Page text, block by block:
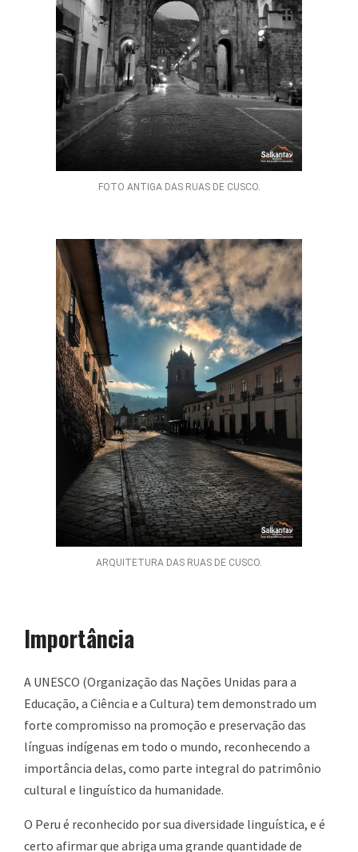
FOTO ANTIGA DAS RUAS DE CUSCO.
ARQUITETURA DAS RUAS DE CUSCO.
Importância
A UNESCO (Organização das Nações Unidas para a
Educação, a Ciência e a Cultura) tem demonstrado um
forte compromisso na promoção e preservação das
línguas indígenas em todo o mundo, reconhecendo a
importância delas, como parte integral do patrimônio
cultural e linguístico da humanidade.
O Peru é reconhecido por sua diversidade linguística, e é
certo afirmar que abriga uma grande quantidade de